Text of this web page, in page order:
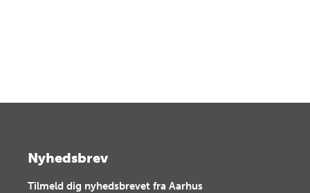
Nyhedsbrev
Tilmeld dig nyhedsbrevet fra Aarhus